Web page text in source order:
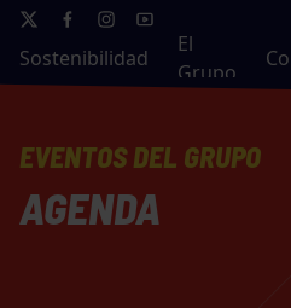
Sostenibilidad
El
Grupo
EVENTOS DEL GRUPO
AGENDA